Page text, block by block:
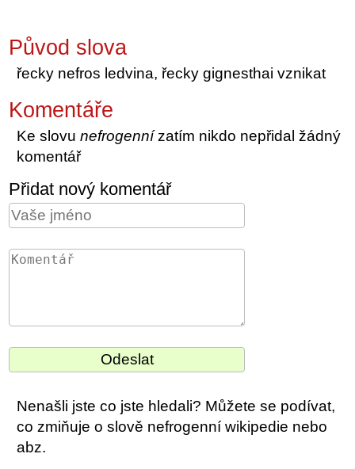
Původ slova
řecky nefros ledvina, řecky gignesthai vznikat
Komentáře
Ke slovunefrogennízatím nikdo nepřidal žádný
komentář
Přidat nový komentář
Nenašli jste co jste hledali? Můžete se podívat,
co zmiňuje o slově nefrogenní wikipedie nebo
abz.